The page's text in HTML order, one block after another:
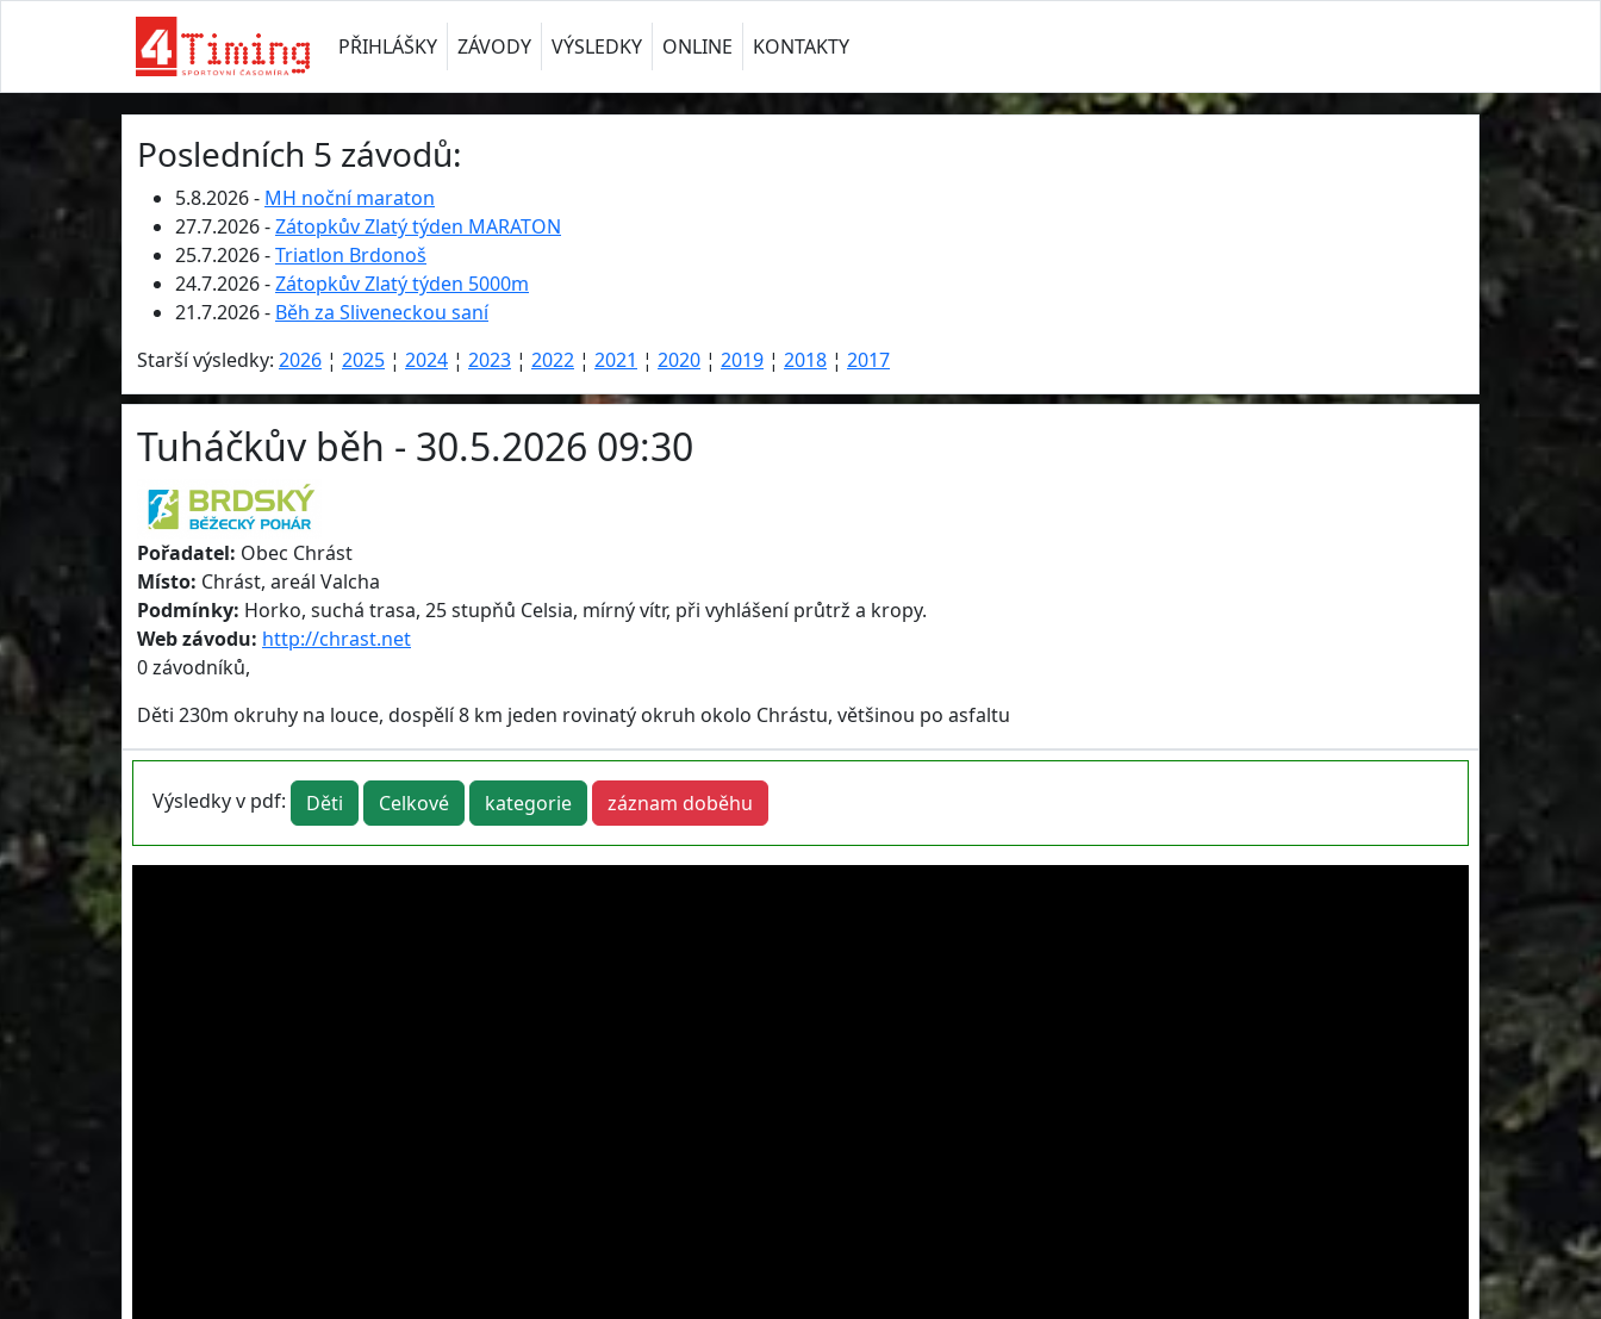
PŘIHLÁŠKY ZÁVODY VÝSLEDKY ONLINE KONTAKTY
Posledních 5 závodů:
5.8.2026 - MH noční maraton
27.7.2026 -Zátopkův Zlatý týden MARATON
25.7.2026 -Triatlon Brdonoš
24.7.2026 -Zátopkův Zlatý týden 5000m
21.7.2026 - Běh za Sliveneckou saní
Starší výsledky: 2026 ¦ 2025 ¦ 2024 ¦ 2023 ¦ 2022 ¦ 2021 ¦ 2020 ¦ 2019 ¦ 2018 ¦ 2017
Tuháčkův běh - 30.5.2026 09:30
Pořadatel: Obec Chrást
Místo: Chrást, areál Valcha
Podmínky: Horko, suchá trasa, 25 stupňů Celsia, mírný vítr, při vyhlášení průtrž a kropy.
Web závodu: http://chrast.net
0 závodníků,
Děti 230m okruhy na louce, dospělí 8 km jeden rovinatý okruh okolo Chrástu, většinou po asfaltu
Výsledky v pdf: Děti Celkové kategorie záznam doběhu